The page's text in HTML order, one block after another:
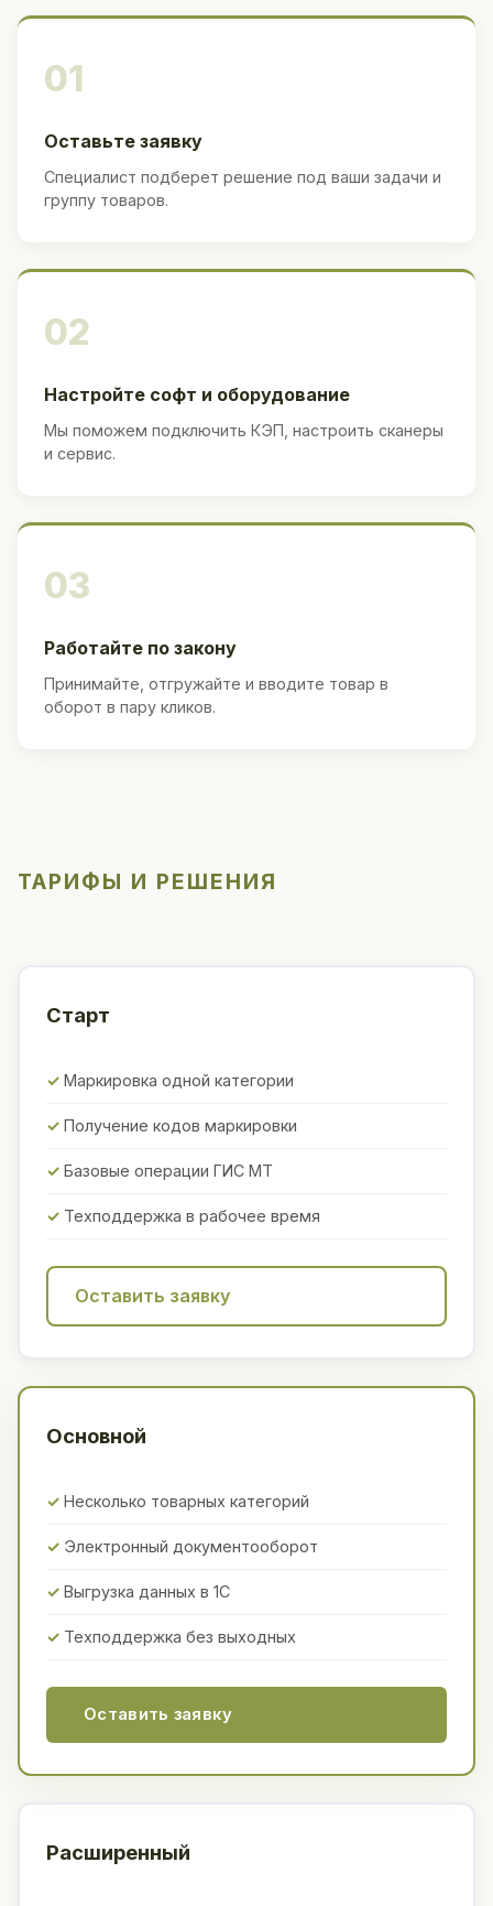
01
Оставьте заявку
Специалист подберет решение под ваши задачи и
группу товаров.
02
Настройте софт и оборудование
Мы поможем подключить КЭП, настроить сканеры
и сервис.
03
Работайте по закону
Принимайте, отгружайте и вводите товар в
оборот в пару кликов.
ТАРИФЫ И РЕШЕНИЯ
Старт
Маркировка одной категории
Получение кодов маркировки
Базовые операции ГИС МТ
Техподдержка в рабочее время
Оставить заявку
Основной
Несколько товарных категорий
Электронный документооборот
Выгрузка данных в 1С
Техподдержка без выходных
Оставить заявку
Расширенный